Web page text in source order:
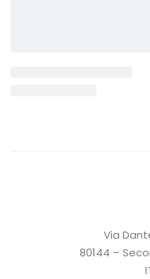
Via
80144 –